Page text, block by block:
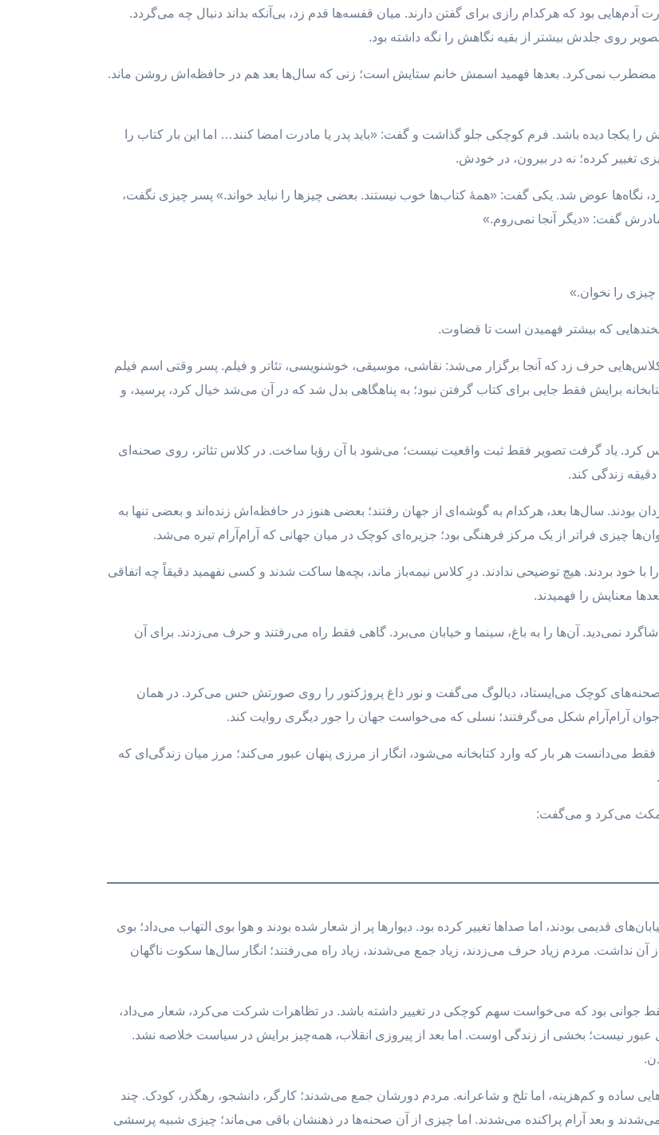
آدم‌هایی بود که هرکدام رازی برای گفتن دارند. میان قفسه‌ها قدم زد، بی‌آنکه بداند دنبال چه می‌گردد.
روی جلدش بیشتر از بقیه نگاهش را نگه داشته بود.
مضطرب نمی‌کرد. بعدها فهمید اسمش خانم ستایش است؛ زنی که سال‌ها بعد هم در حافظه‌اش روشن ماند.
را یکجا دیده باشد. فرم کوچکی جلو گذاشت و گفت: «باید پدر یا مادرت امضا کنند… اما این بار کتاب را
تغییر کرده؛ نه در بیرون، در خودش.
نگاه‌ها عوض شد. یکی گفت: «همهٔ کتاب‌ها خوب نیستند. بعضی چیزها را نباید خواند.» پسر چیزی نگفت،
گفت: «دیگر آنجا نمی‌روم.»
را نخوان.»
لبخندهایی که بیشتر فهمیدن است تا قضاوت.
کلاس‌هایی حرف زد که آنجا برگزار می‌شد: نقاشی، موسیقی، خوشنویسی، تئاتر و فیلم. پسر وقتی اسم فیلم
برایش فقط جایی برای کتاب گرفتن نبود؛ به پناهگاهی بدل شد که در آن می‌شد خیال کرد، پرسید، و
کرد. یاد گرفت تصویر فقط ثبت واقعیت نیست؛ می‌شود با آن رؤیا ساخت. در کلاس تئاتر، روی صحنه‌ای
زندگی کند.
بودند. سال‌ها بعد، هرکدام به گوشه‌ای از جهان رفتند؛ بعضی هنوز در حافظه‌اش زنده‌اند و بعضی تنها به
چیزی فراتر از یک مرکز فرهنگی بود؛ جزیره‌ای کوچک در میان جهانی که آرام‌آرام تیره می‌شد.
خود بردند. هیچ توضیحی ندادند. درِ کلاس نیمه‌باز ماند، بچه‌ها ساکت شدند و کسی نفهمید دقیقاً چه اتفاقی
معنایش را فهمیدند.
نمی‌دید. آن‌ها را به باغ، سینما و خیابان می‌برد. گاهی فقط راه می‌رفتند و حرف می‌زدند. برای آن
کوچک می‌ایستاد، دیالوگ می‌گفت و نور داغ پروژکتور را روی صورتش حس می‌کرد. در همان
جوان آرام‌آرام شکل می‌گرفتند؛ نسلی که می‌خواست جهان را جور دیگری روایت کند.
می‌دانست هر بار که وارد کتابخانه می‌شود، انگار از مرزی پنهان عبور می‌کند؛ مرز میان زندگی‌ای که
مکث می‌کرد و می‌گفت:
قدیمی بودند، اما صداها تغییر کرده بود. دیوارها پر از شعار شده بودند و هوا بوی التهاب می‌داد؛ بوی
نداشت. مردم زیاد حرف می‌زدند، زیاد جمع می‌شدند، زیاد راه می‌رفتند؛ انگار سال‌ها سکوت ناگهان
جوانی بود که می‌خواست سهم کوچکی در تغییر داشته باشد. در تظاهرات شرکت می‌کرد، شعار می‌داد،
نیست؛ بخشی از زندگی اوست. اما بعد از پیروزی انقلاب، همه‌چیز برایش در سیاست خلاصه نشد.
ساده و کم‌هزینه، اما تلخ و شاعرانه. مردم دورشان جمع می‌شدند؛ کارگر، دانشجو، رهگذر، کودک. چند
و بعد آرام پراکنده می‌شدند. اما چیزی از آن صحنه‌ها در ذهنشان باقی می‌ماند؛ چیزی شبیه پرسشی